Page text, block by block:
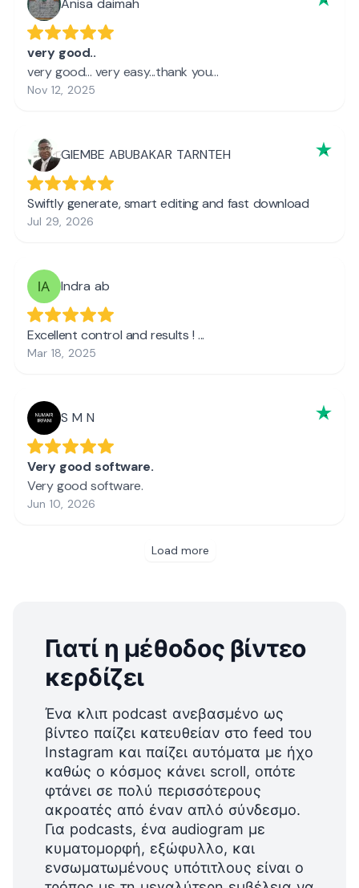
Γιατί η μέθοδος βίντεο
κερδίζει
Ένα κλιπ podcast ανεβασμένο ως
βίντεο παίζει κατευθείαν στο feed του
Instagram και παίζει αυτόματα με ήχο
καθώς ο κόσμος κάνει scroll, οπότε
φτάνει σε πολύ περισσότερους
ακροατές από έναν απλό σύνδεσμο.
Για podcasts, ένα audiogram με
κυματομορφή, εξώφυλλο, και
ενσωματωμένους υπότιτλους είναι ο